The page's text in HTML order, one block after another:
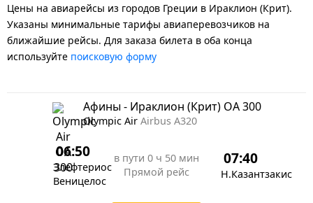
Цены на авиарейсы из городов Греции в Ираклион (Крит).
Указаны минимальные тарифы авиаперевозчиков на
ближайшие рейсы. Для заказа билета в оба конца
используйте поисковую форму
Афины - Ираклион (Крит) OA 300
Olympic Air Airbus A320
06:50
Элефтериос
Веницелос
в пути 0 ч 50 мин
Прямой рейс
07:40
Н.Казантзакис